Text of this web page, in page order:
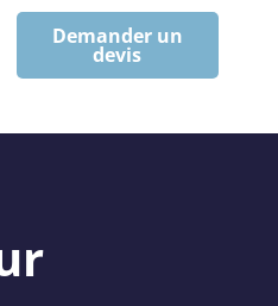
Demander un
devis